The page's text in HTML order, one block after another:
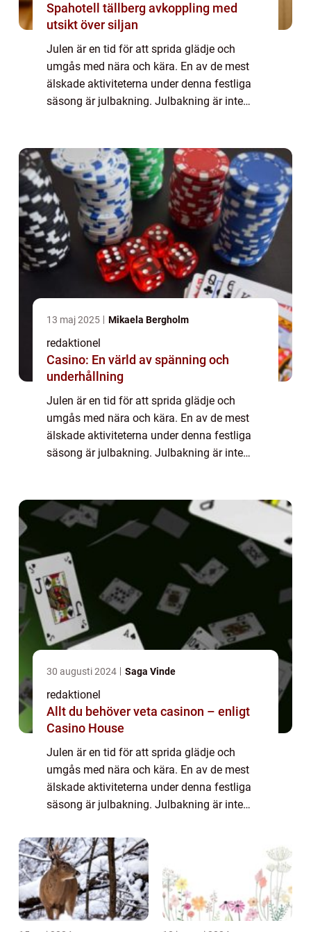
Spahotell tällberg avkoppling med
utsikt över siljan
Julen är en tid för att sprida glädje och
umgås med nära och kära. En av de mest
älskade aktiviteterna under denna festliga
säsong är julbakning. Julbakning är inte
oc...
13 maj 2025 Mikaela Bergholm
redaktionel
Casino: En värld av spänning och
underhållning
Julen är en tid för att sprida glädje och
umgås med nära och kära. En av de mest
älskade aktiviteterna under denna festliga
säsong är julbakning. Julbakning är inte
oc...
30 augusti 2024 Saga Vinde
redaktionel
Allt du behöver veta casinon – enligt
Casino House
Julen är en tid för att sprida glädje och
umgås med nära och kära. En av de mest
älskade aktiviteterna under denna festliga
säsong är julbakning. Julbakning är inte
skapa fantastiska kreationer, utan det är
oc...